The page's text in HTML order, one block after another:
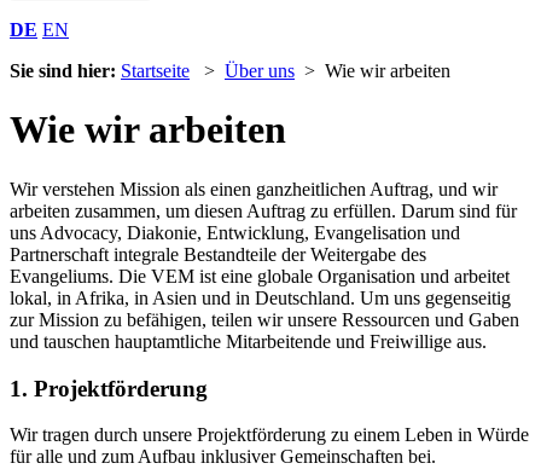
DE EN
Sie sind hier: Startseite > Über uns > Wie wir arbeiten
Wie wir arbeiten
Wir verstehen Mission als einen ganzheitlichen Auftrag, und wir
arbeiten zusammen, um diesen Auftrag zu erfüllen. Darum sind für
uns Advocacy, Diakonie, Entwicklung, Evangelisation und
Partnerschaft integrale Bestandteile der Weitergabe des
Evangeliums. Die VEM ist eine globale Organisation und arbeitet
lokal, in Afrika, in Asien und in Deutschland. Um uns gegenseitig
zur Mission zu befähigen, teilen wir unsere Ressourcen und Gaben
und tauschen hauptamtliche Mitarbeitende und Freiwillige aus.
1. Projektförderung
Wir tragen durch unsere Projektförderung zu einem Leben in Würde
für alle und zum Aufbau inklusiver Gemeinschaften bei.